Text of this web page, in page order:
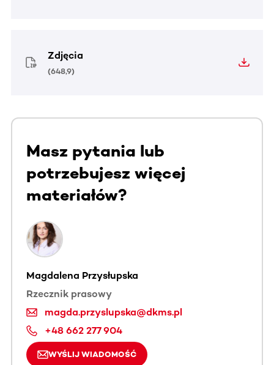
Zdjęcia
(648,9)
Masz pytania lub
potrzebujesz więcej
materiałów?
Magdalena Przysłupska
Rzecznik prasowy
magda.przyslupska@dkms.pl
+48 662 277 904
WYŚLIJ WIADOMOŚĆ